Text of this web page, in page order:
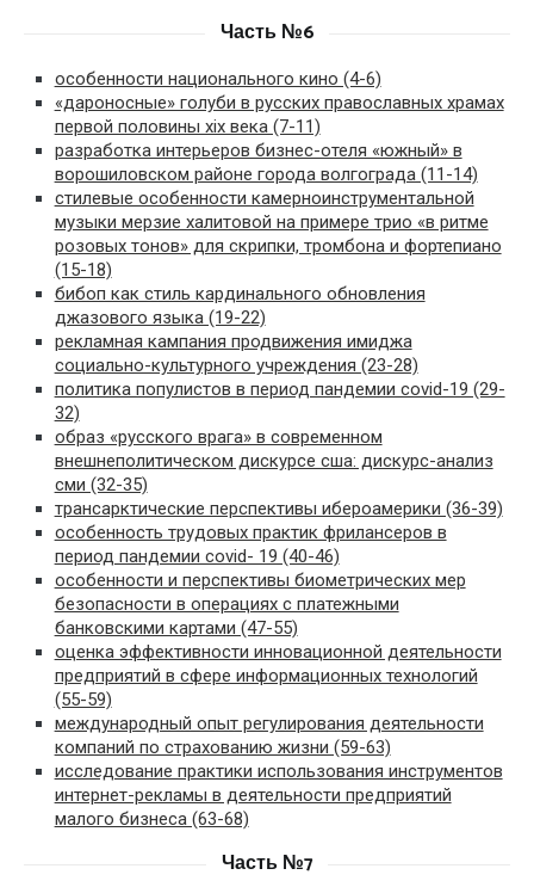
Часть №6
особенности национального кино (4-6)
«дароносные» голуби в русских православных храмах
первой половины xix века (7-11)
разработка интерьеров бизнес-отеля «южный» в
ворошиловском районе города волгограда (11-14)
стилевые особенности камерноинструментальной
музыки мерзие халитовой на примере трио «в ритме
розовых тонов» для скрипки, тромбона и фортепиано
(15-18)
бибоп как стиль кардинального обновления
джазового языка (19-22)
рекламная кампания продвижения имиджа
социально-культурного учреждения (23-28)
политика популистов в период пандемии covid-19 (29-
32)
образ «русского врага» в современном
внешнеполитическом дискурсе сша: дискурс-анализ
сми (32-35)
трансарктические перспективы ибероамерики (36-39)
особенность трудовых практик фрилансеров в
период пандемии covid- 19 (40-46)
особенности и перспективы биометрических мер
безопасности в операциях с платежными
банковскими картами (47-55)
оценка эффективности инновационной деятельности
предприятий в сфере информационных технологий
(55-59)
международный опыт регулирования деятельности
компаний по страхованию жизни (59-63)
исследование практики использования инструментов
интернет-рекламы в деятельности предприятий
малого бизнеса (63-68)
Часть №7